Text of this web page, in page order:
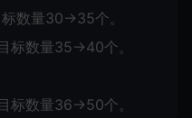
数量30→35个。
标数量35→40个。
标数量36→50个。